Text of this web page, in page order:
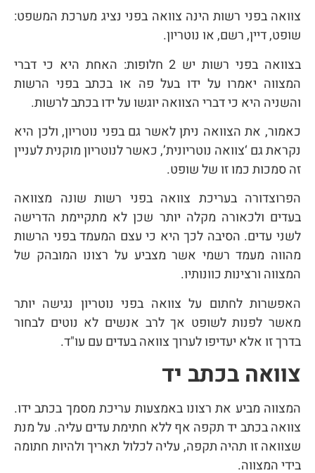
צוואה בפני רשות הינה צוואה בפני נציג מערכת המשפט:
שופט, דיין, רשם, או נוטריון.
בצוואה בפני רשות יש 2 חלופות: האחת היא כי דברי
המצווה יאמרו על ידו בעל פה או בכתב בפני הרשות
והשניה היא כי דברי הצוואה יוגשו על ידו בכתב לרשות.
כאמור, את הצוואה ניתן לאשר גם בפני נוטריון, ולכן היא
נקראת גם ‘צוואה נוטריונית’, כאשר לנוטריון מוקנית לעניין
זה סמכות כמו זו של שופט.
הפרוצדורה בעריכת צוואה בפני רשות שונה מצוואה
בעדים ולכאורה מקלה יותר שכן לא מתקיימת הדרישה
לשני עדים. הסיבה לכך היא כי עצם המעמד בפני הרשות
מהווה מעמד רשמי אשר מצביע על רצונו המובהק של
המצווה ורצינות כוונותיו.
האפשרות לחתום על צוואה בפני נוטריון נגישה יותר
מאשר לפנות לשופט אך לרב אנשים לא נוטים לבחור
בדרך זו אלא יעדיפו לערוך צוואה בעדים עם עו"ד.
צוואה בכתב יד
המצווה מביע את רצונו באמצעות עריכת מסמך בכתב ידו.
צוואה בכתב יד תקפה אף ללא חתימת עדים עליה. על מנת
שצוואה זו תהיה תקפה, עליה לכלול תאריך ולהיות חתומה
בידי המצווה.